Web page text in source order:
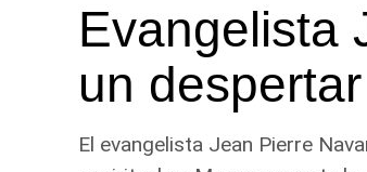
Evangelista
un
El evangelista Jean Pierre